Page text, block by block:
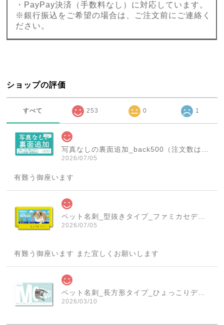
・PayPay決済（手数料なし）に対応しています。
※銀行振込をご希望の場合は、ご注文前にご連絡く
ださい。
ショップの評価
すべて 253 0 1
2026/07/05
有難う御座います
2026/07/05
有難う御座います また宜しくお願いします
2026/03/10